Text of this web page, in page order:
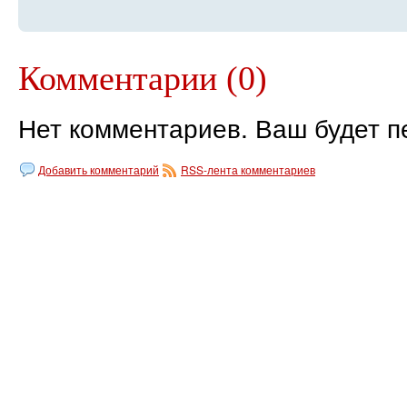
Комментарии (0)
Нет комментариев. Ваш будет
Добавить комментарий RSS-лента комментариев